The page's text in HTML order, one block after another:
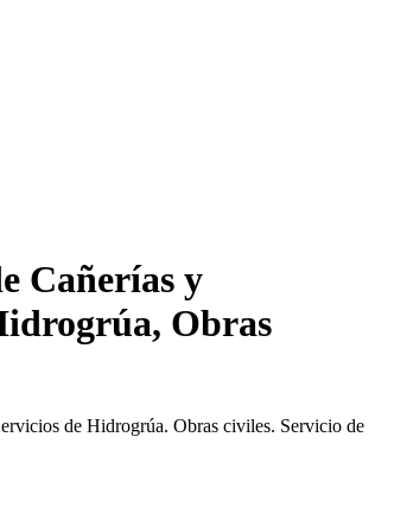
Cañerías y
Obras
de Hidrogrúa. Obras civiles. Servicio de